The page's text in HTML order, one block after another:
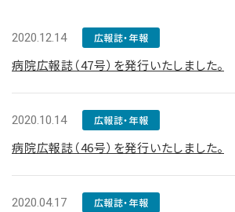
2020.12.14 広報誌・年報
病院広報誌（47号）を発行いたしました。
2020.10.14 広報誌・年報
病院広報誌（46号）を発行いたしました。
2020.04.17 広報誌・年報